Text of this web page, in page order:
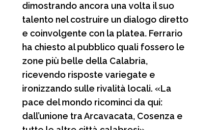
dimostrando ancora una volta il suo
talento nel costruire un dialogo diretto
e coinvolgente con la platea. Ferrario
ha chiesto al pubblico quali fossero le
zone più belle della Calabria,
ricevendo risposte variegate e
ironizzando sulle rivalità locali. «La
pace del mondo ricominci da qui:
dall’unione tra Arcavacata, Cosenza e